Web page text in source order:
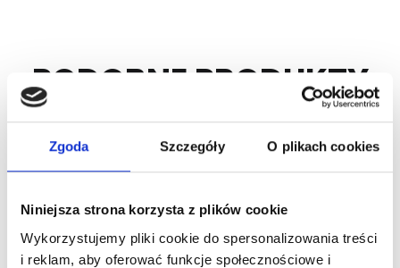
Zgoda Szczegóły O plikach cookies
Niniejsza strona korzysta z plików cookie
Wykorzystujemy pliki cookie do spersonalizowania treści
i reklam, aby oferować funkcje społecznościowe i
PODOBNE PRODUKTY